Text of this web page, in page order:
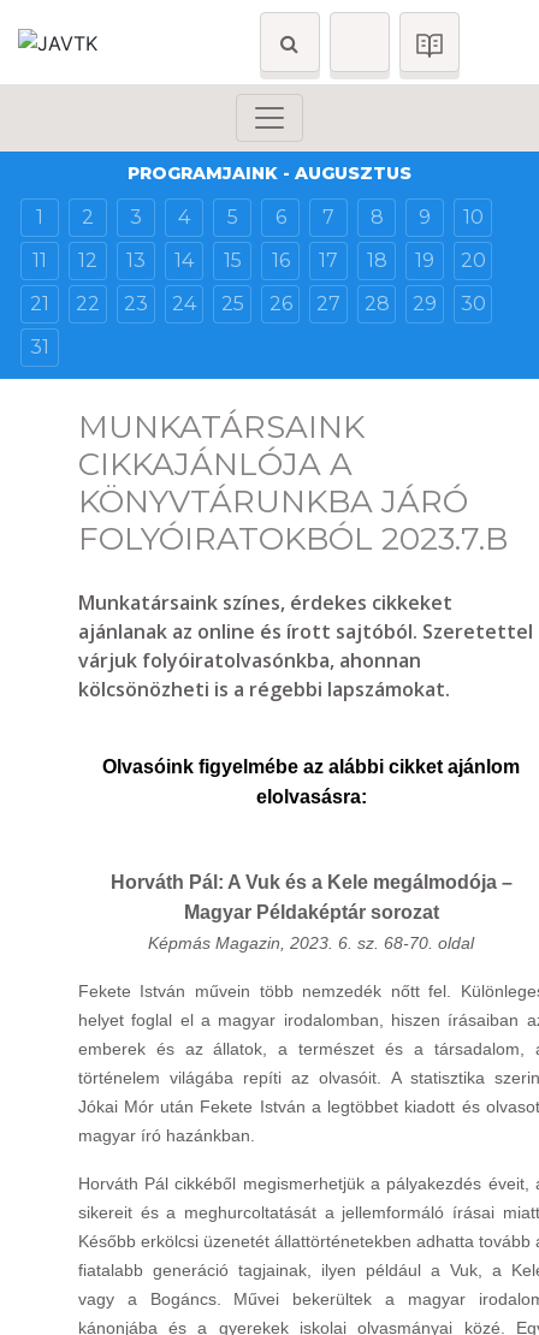
PROGRAMJAINK - AUGUSZTUS
1 2 3 4 5 6 7 8 9
10
11
12 13 14 15 16 17 18 19
20
21
22 23 24 25 26 27 28 29
30
31
MUNKATÁRSAINK
CIKKAJÁNLÓJA A
KÖNYVTÁRUNKBA JÁRÓ
FOLYÓIRATOKBÓL 2023.7.B
Munkatársaink színes, érdekes cikkeket
ajánlanak az online és írott sajtóból. Szeretettel
várjuk folyóiratolvasónkba, ahonnan
kölcsönözheti is a régebbi lapszámokat.
Olvasóink figyelmébe az alábbi cikket ajánlom
elolvasásra:
Horváth Pál: A Vuk és a Kele megálmodója –
Magyar Példaképtár sorozat
Képmás Magazin, 2023. 6. sz. 68-70. oldal
Fekete István művein több nemzedék nőtt fel.
helyet foglal el a magyar irodalomban, hiszen írásaiban
emberek és az állatok, a természet és a társadalom,
történelem világába repíti az olvasóit. A statisztika
Jókai Mór után Fekete István a legtöbbet kiadott és
magyar író hazánkban.
Horváth Pál cikkéből megismerhetjük a pályakezdés éveit,
sikereit és a meghurcoltatását a jellemformáló írásai
Később erkölcsi üzenetét állattörténetekben adhatta tovább
fiatalabb generáció tagjainak, ilyen például a Vuk, a
vagy a Bogáncs. Művei bekerültek a magyar
kánonjába és a gyerekek iskolai olvasmányai közé.